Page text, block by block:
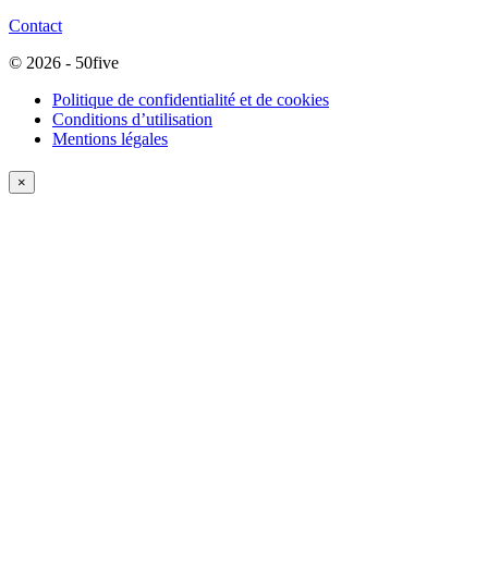
Contact
© 2026 - 50five
Politique de confidentialité et de cookies
Conditions d’utilisation
Mentions légales
×